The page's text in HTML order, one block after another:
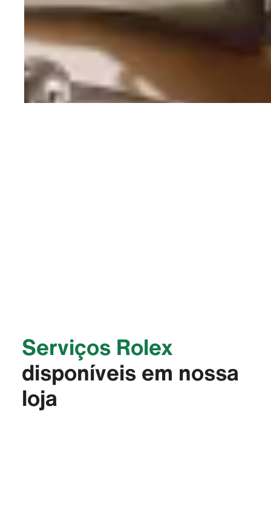
Serviços Rolex
disponíveis em nossa
loja